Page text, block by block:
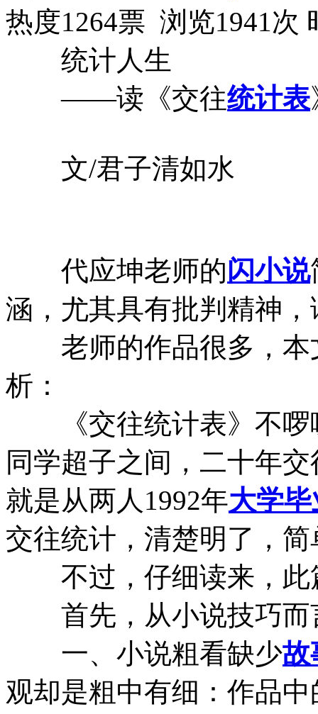
热度1264票 浏览1941次
统计人生
——读《交往统计表
文/君子清如水
代应坤老师的闪小说
涵，尤其具有批判精神
老师的作品很多，本
析：
《交往统计表》不啰
同学超子之间，二十年
就是从两人1992年大学
交往统计，清楚明了，
不过，仔细读来，此
首先，从小说技巧而
一、小说粗看缺少故
观却是粗中有细：作品